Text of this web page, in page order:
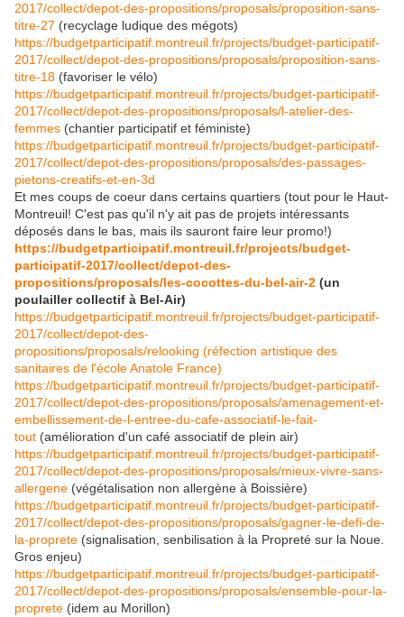
2017/collect/depot-des-propositions/proposals/proposition-sans-
titre-27 (recyclage ludique des mégots)
https://budgetparticipatif.montreuil.fr/projects/budget-participatif-
2017/collect/depot-des-propositions/proposals/proposition-sans-
titre-18 (favoriser le vélo)
https://budgetparticipatif.montreuil.fr/projects/budget-participatif-
2017/collect/depot-des-propositions/proposals/l-atelier-des-
femmes (chantier participatif et féministe)
https://budgetparticipatif.montreuil.fr/projects/budget-participatif-
2017/collect/depot-des-propositions/proposals/des-passages-
pietons-creatifs-et-en-3d
Et mes coups de coeur dans certains quartiers (tout pour le Haut-
Montreuil! C'est pas qu'il n'y ait pas de projets intéressants
déposés dans le bas, mais ils sauront faire leur promo!)
https://budgetparticipatif.montreuil.fr/projects/budget-
participatif-2017/collect/depot-des-
propositions/proposals/les-cocottes-du-bel-air-2 (un
poulailler collectif à Bel-Air)
https://budgetparticipatif.montreuil.fr/projects/budget-participatif-
2017/collect/depot-des-
propositions/proposals/relooking (réfection artistique des
sanitaires de l'école Anatole France)
https://budgetparticipatif.montreuil.fr/projects/budget-participatif-
2017/collect/depot-des-propositions/proposals/amenagement-et-
embellissement-de-l-entree-du-cafe-associatif-le-fait-
tout (amélioration d'un café associatif de plein air)
https://budgetparticipatif.montreuil.fr/projects/budget-participatif-
2017/collect/depot-des-propositions/proposals/mieux-vivre-sans-
allergene (végétalisation non allergène à Boissière)
https://budgetparticipatif.montreuil.fr/projects/budget-participatif-
2017/collect/depot-des-propositions/proposals/gagner-le-defi-de-
la-proprete (signalisation, senbilisation à la Propreté sur la Noue.
Gros enjeu)
https://budgetparticipatif.montreuil.fr/projects/budget-participatif-
2017/collect/depot-des-propositions/proposals/ensemble-pour-la-
proprete (idem au Morillon)